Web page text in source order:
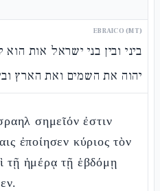
EBRAICO (MT)
ביני ובין בני ישראל אות
יהוה את השמים ואת הארץ
σημεῖόν ἐστιν
ἐποίησεν κύριος τὸν
τῇ ἡμέρᾳ τῇ ἑβδόμῃ